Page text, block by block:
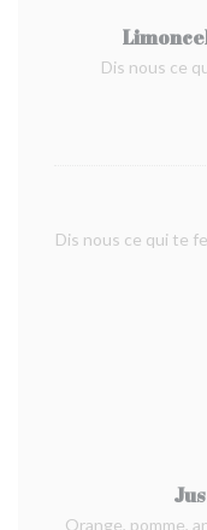
Dis nous ce
Dis nous ce qui te
Orange, pomme,